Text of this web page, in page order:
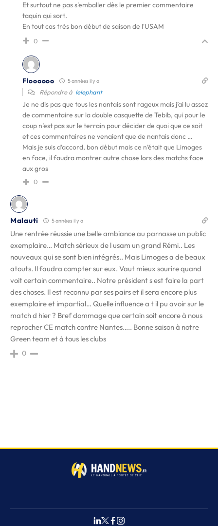
Et surtout ne pas s'emballer dès le premier commentaire
taquin qui sort.
En tout cas très bon début de saison de l'USAM
0
Floooooo 5 années il y a
Répondre à lelephant
Je ne dis pas que tous les nantais sont rageux mais j’ai lu assez
de commentaire sur la double casquette de Tebib, qui pour le
coup n’est pas sur le terrain pour décider de quoi que ce soit
et ces commentaires ne venaient que de nantais donc …
Mais je suis d’accord, bon début mais ce n’était que Limoges
en face, il faudra montrer autre chose lors des matchs face
aux gros
0
Malauti 5 années il y a
Une rentrée réussie une belle ambiance au parnasse un public
exemplaire… Match sérieux de l usam un grand Rémi.. Les
nouveaux qui se sont bien intégrés.. Mais Limoges a de beaux
atouts. Il faudra compter sur eux. Vaut mieux sourire quand
voit certain commentaire.. Notre président s est faire la part
des choses. Il est reconnu par ses pairs et il sera encore plus
exemplaire et impartial… Quelle influence a t il pu avoir sur le
match d hier ? Bref dommage que certain soit encore à nous
reprocher CE match contre Nantes….. Bonne saison à notre
Green team et à tous les clubs
0